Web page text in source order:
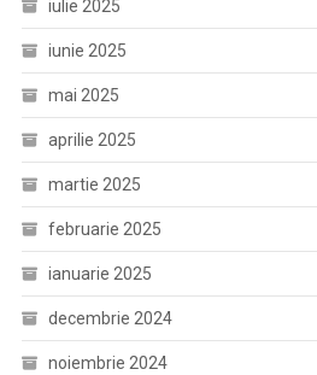
iulie 2025
iunie 2025
mai 2025
aprilie 2025
martie 2025
februarie 2025
ianuarie 2025
decembrie 2024
noiembrie 2024